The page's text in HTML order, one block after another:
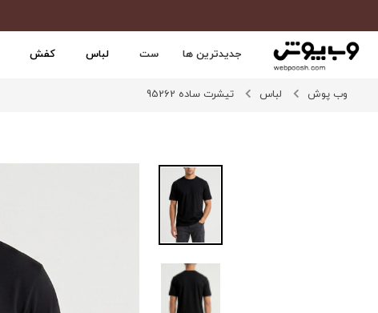
جدیدترین ها ست لباس کفش
وب پوش لباس تیشرت ساده 95262